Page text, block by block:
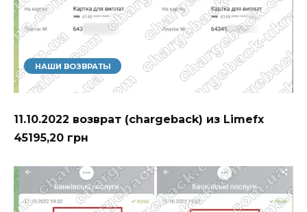
НАШИ ВОЗВРАТЫ
11.10.2022 возврат (chargeback) из Limefx
45195,20 грн